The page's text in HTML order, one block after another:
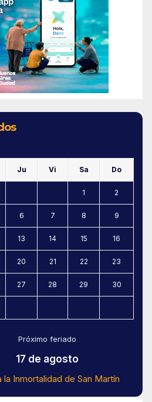
Ju Vi Sa Do
1 2
6 7 8 9
13 14 15 16
20 21 22 23
27 28 29 30
Próximo feriado
17 de agosto
la Inmortalidad de San Martín